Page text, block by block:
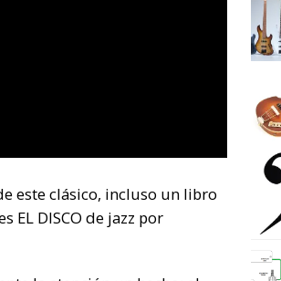
este clásico, incluso un libro
EL DISCO de jazz por